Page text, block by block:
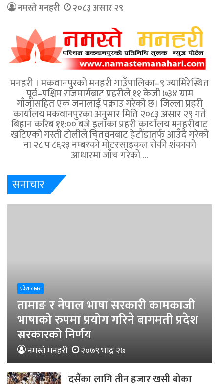
नमस्ते मनहरी २०८३ असार २९
मनहरी । मकवानपुरको मनहरी गाउँपालिका–९ ज्यामिरेस्थित
पूर्व–पश्चिम राजमार्गबाट प्रहरीले ११ केजी ७३४ ग्राम
गाँजासहित एक जनालाई पक्राउ गरेको छ। जिल्ला प्रहरी
कार्यालय मकवानपुरका अनुसार मिति २०८३ असार २९ गते
बिहान करिब ११:०० बजे इलाका प्रहरी कार्यालय मनहरीबाट
खटिएको गस्ती टोलीले चितवनबाट हेटौंडातर्फ आउँदै गरेको
ना २८ प ८६२३ नम्बरको मोटरसाइकल रोकी शंकाको
आधारमा जाँच गरेको …
समाचार
प्रदेश खबर
तामाङ र नेपाल भाषा सरकारी कामकाजी
भाषाको रुपमा प्रयोग गरिने बागमती प्रदेश
सरकारको निर्णय
नमस्ते मनहरी २०७९ भाद्र २७
दसैंका लागि तीन हजार खसी बोका